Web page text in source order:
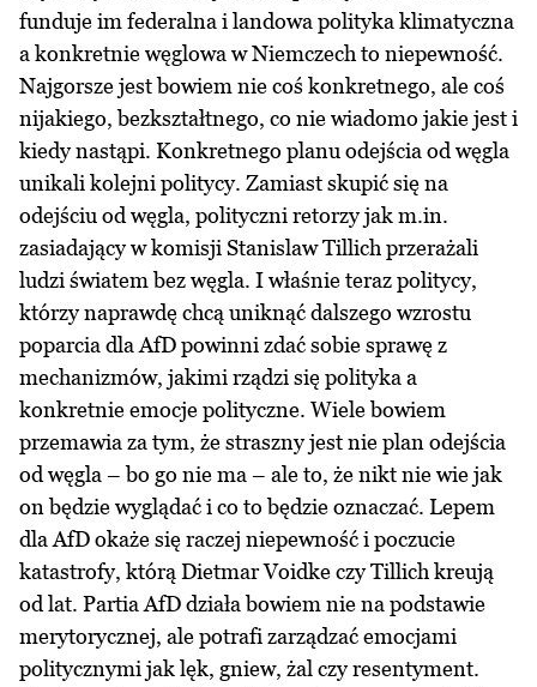
funduje im federalna i landowa polityka klimatyczna
a konkretnie węglowa w Niemczech to niepewność.
Najgorsze jest bowiem nie coś konkretnego, ale coś
nijakiego, bezkształtnego, co nie wiadomo jakie jest i
kiedy nastąpi. Konkretnego planu odejścia od węgla
unikali kolejni politycy. Zamiast skupić się na
odejściu od węgla, polityczni retorzy jak m.in.
zasiadający w komisji Stanislaw Tillich przerażali
ludzi światem bez węgla. I właśnie teraz politycy,
którzy naprawdę chcą uniknąć dalszego wzrostu
poparcia dla AfD powinni zdać sobie sprawę z
mechanizmów, jakimi rządzi się polityka a
konkretnie emocje polityczne. Wiele bowiem
przemawia za tym, że straszny jest nie plan odejścia
od węgla – bo go nie ma – ale to, że nikt nie wie jak
on będzie wyglądać i co to będzie oznaczać. Lepem
dla AfD okaże się raczej niepewność i poczucie
katastrofy, którą Dietmar Voidke czy Tillich kreują
od lat. Partia AfD działa bowiem nie na podstawie
merytorycznej, ale potrafi zarządzać emocjami
politycznymi jak lęk, gniew, żal czy resentyment.